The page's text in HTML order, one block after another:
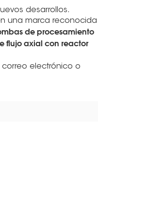
desarrollos.
una marca reconocida
de procesamiento
flujo axial con reactor
electrónico o